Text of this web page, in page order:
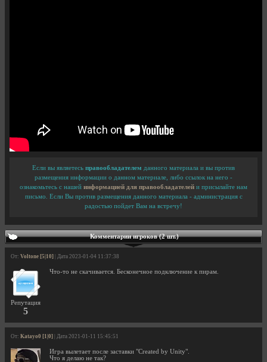
Если вы являетесь правообладателем данного материала и вы против
размещения информации о данном материале, либо ссылок на него -
ознакомьтесь с нашей информацией для правообладателей и присылайте нам
письмо. Если Вы против размещения данного материала - администрация с
радостью пойдет Вам на встречу!
Комментарии игроков (2 шт.)
От: Voltone [5|10] | Дата 2023-01-04 11:37:38
Репутация
5
Что-то не скачивается. Бесконечное подключение к пирам.
От: Katayo0 [1|0] | Дата 2021-01-11 15:45:51
Игра вылетает после заставки "Created by Unity".
Что я делаю не так?